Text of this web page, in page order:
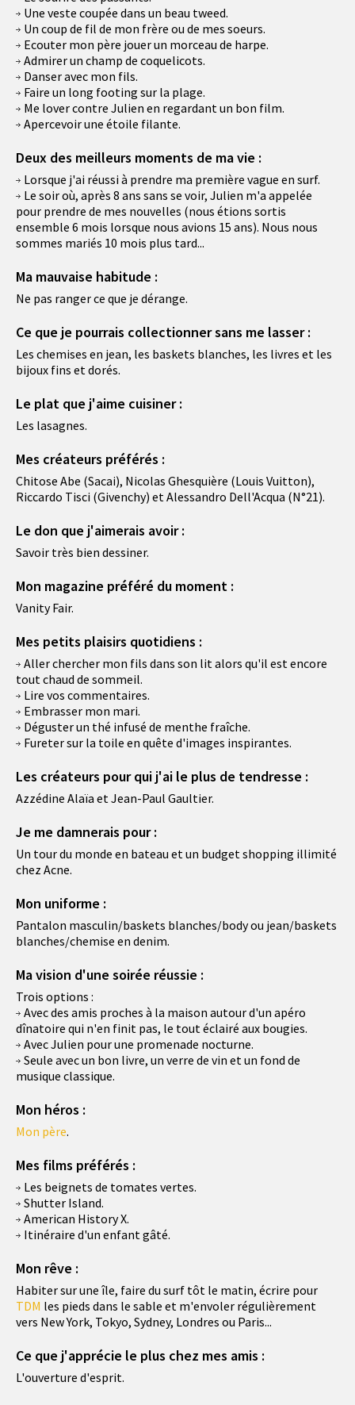
Une veste coupée dans un beau tweed.
Un coup de fil de mon frère ou de mes soeurs.
Ecouter mon père jouer un morceau de harpe.
Admirer un champ de coquelicots.
Danser avec mon fils.
Faire un long footing sur la plage.
Me lover contre Julien en regardant un bon film.
Apercevoir une étoile filante.
Deux des meilleurs moments de ma vie :
Lorsque j'ai réussi à prendre ma première vague en surf.
Le soir où, après 8 ans sans se voir, Julien m'a appelée
pour prendre de mes nouvelles (nous étions sortis
ensemble 6 mois lorsque nous avions 15 ans). Nous nous
sommes mariés 10 mois plus tard...
Ma mauvaise habitude :
Ne pas ranger ce que je dérange.
Ce que je pourrais collectionner sans me lasser :
Les chemises en jean, les baskets blanches, les livres et les
bijoux fins et dorés.
Le plat que j'aime cuisiner :
Les lasagnes.
Mes créateurs préférés :
Chitose Abe (Sacai), Nicolas Ghesquière (Louis Vuitton),
Riccardo Tisci (Givenchy) et Alessandro Dell'Acqua (N°21).
Le don que j'aimerais avoir :
Savoir très bien dessiner.
Mon magazine préféré du moment :
Vanity Fair.
Mes petits plaisirs quotidiens :
Aller chercher mon fils dans son lit alors qu'il est encore
tout chaud de sommeil.
Lire vos commentaires.
Embrasser mon mari.
Déguster un thé infusé de menthe fraîche.
Fureter sur la toile en quête d'images inspirantes.
Les créateurs pour qui j'ai le plus de tendresse :
Azzédine Alaïa et Jean-Paul Gaultier.
Je me damnerais pour :
Un tour du monde en bateau et un budget shopping illimité
chez Acne.
Mon uniforme :
Pantalon masculin/baskets blanches/body ou jean/baskets
blanches/chemise en denim.
Ma vision d'une soirée réussie :
Trois options :
Avec des amis proches à la maison autour d'un apéro
dînatoire qui n'en finit pas, le tout éclairé aux bougies.
Avec Julien pour une promenade nocturne.
Seule avec un bon livre, un verre de vin et un fond de
musique classique.
Mon héros :
Mon père.
Mes films préférés :
Les beignets de tomates vertes.
Shutter Island.
American History X.
Itinéraire d'un enfant gâté.
Mon rêve :
Habiter sur une île, faire du surf tôt le matin, écrire pour
TDM les pieds dans le sable et m'envoler régulièrement
vers New York, Tokyo, Sydney, Londres ou Paris...
Ce que j'apprécie le plus chez mes amis :
L'ouverture d'esprit.